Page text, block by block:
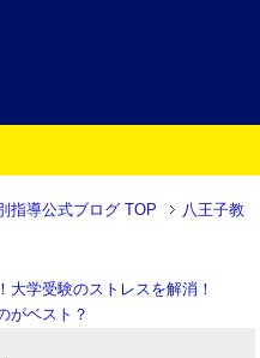
指導公式ブログ TOP
八王子教
大学受験のストレスを解消！
がベスト？